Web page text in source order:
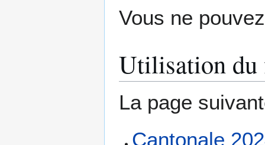
Vous ne
Utilisation du
La page
Cantonale